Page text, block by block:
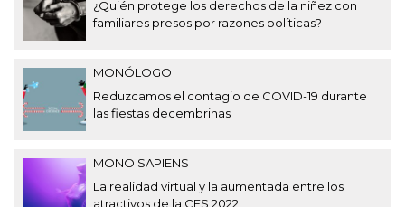
¿Quién protege los derechos de la niñez con
familiares presos por razones políticas?
MONÓLOGO
Reduzcamos el contagio de COVID-19 durante
las fiestas decembrinas
MONO SAPIENS
La realidad virtual y la aumentada entre los
atractivos de la CES 2022